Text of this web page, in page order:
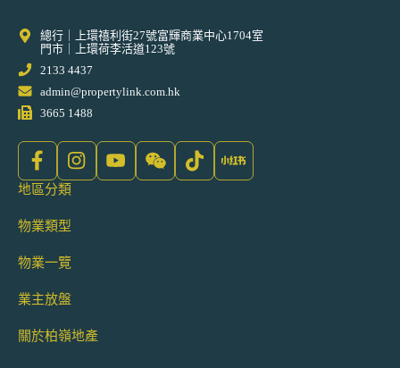
總行｜上環禧利街27號富輝商業中心1704室
門市｜上環荷李活道123號
2133 4437
admin@propertylink.com.hk
3665 1488
地區分類
物業類型
物業一覽
業主放盤
關於柏嶺地產